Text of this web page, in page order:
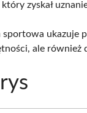
zyskał
sportowa ukazuje
ale również